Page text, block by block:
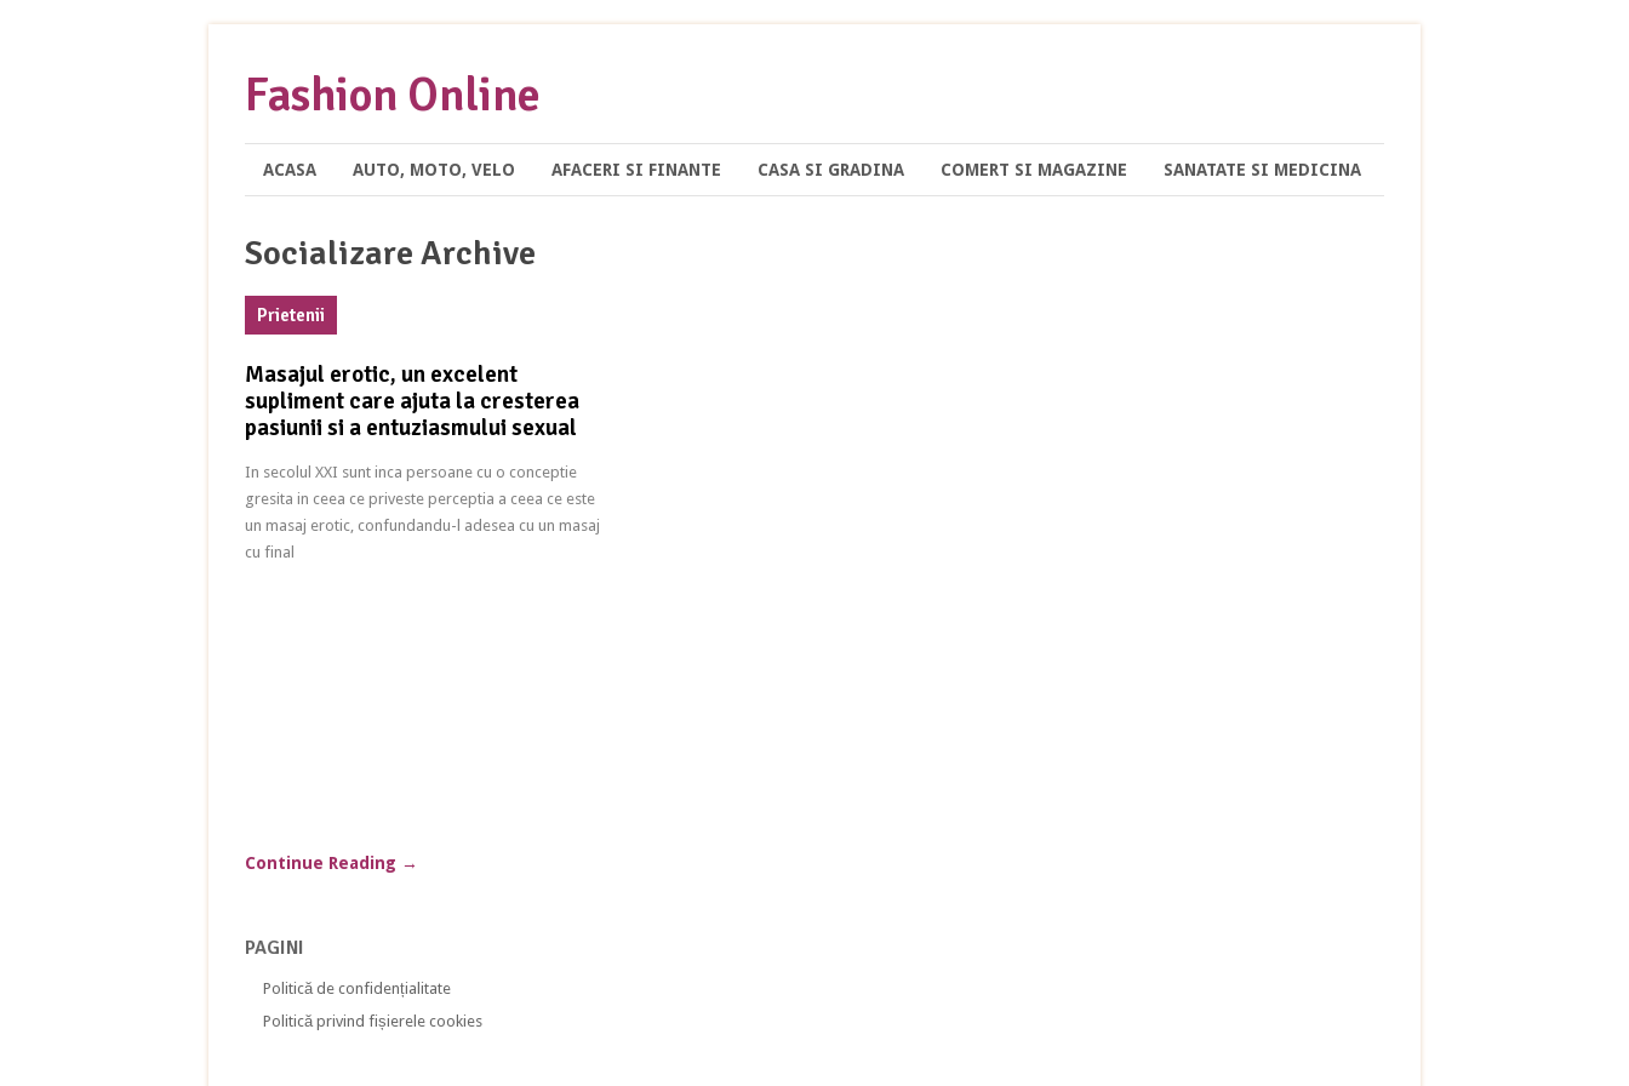
Fashion Online
ACASA AUTO, MOTO, VELO AFACERI SI FINANTE CASA SI GRADINA COMERT SI MAGAZINE SANATATE SI MEDICINA
Socializare Archive
Prietenii
Masajul erotic, un excelent
supliment care ajuta la cresterea
pasiunii si a entuziasmului sexual
In secolul XXI sunt inca persoane cu o conceptie
gresita in ceea ce priveste perceptia a ceea ce este
un masaj erotic, confundandu-l adesea cu un masaj
cu final
Continue Reading →
PAGINI
Politică de confidențialitate
Politică privind fișierele cookies